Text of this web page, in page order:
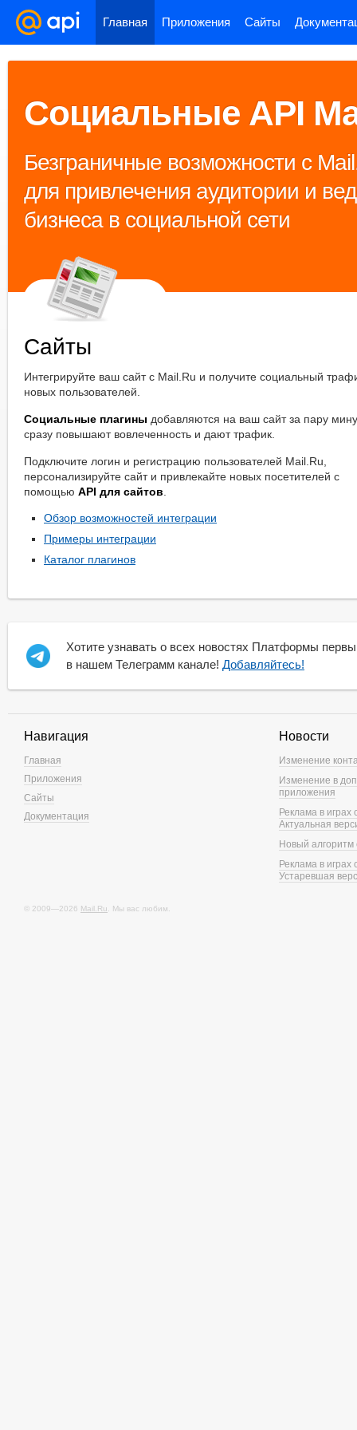
Главная Приложения Сайты
Социальные API
Безграничные возможности с
для привлечения аудитории и
бизнеса в социальной сети
Сайты
Интегрируйте ваш сайт с Mail.Ru и получите социальный
новых пользователей.
Социальные плагины добавляются на ваш сайт за пару
сразу повышают вовлеченность и дают трафик.
Подключите логин и регистрацию пользователей Mail.Ru,
персонализируйте сайт и привлекайте новых посетителей с
помощью API для сайтов
Обзор возможностей интеграции
Примеры интеграции
Каталог плагинов
Хотите узнавать о всех новостях Платформы
в нашем Телеграмм канале! Добавляйтесь!
Навигация
Главная
Приложения
Сайты
Документация
Новости
Изменение
Изменение в
приложения
Реклама в
Актуальная
Новый алгоритм
Реклама в
Устаревшая
© 2009—2026 Mail.Ru . Мы вас любим.